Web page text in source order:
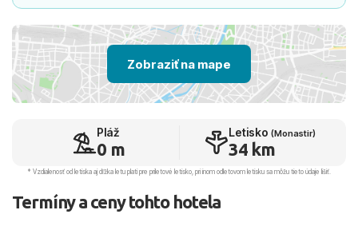
Zobraziť na mape
Pláž
0 m
Letisko (Monastir)
34 km
* Vzdialenosť od letiska aj dľžka letu platí pre príletové letisko, pri inom odletovom letisku sa môžu tieto údaje líšiť.
Termíny a ceny tohto hotela